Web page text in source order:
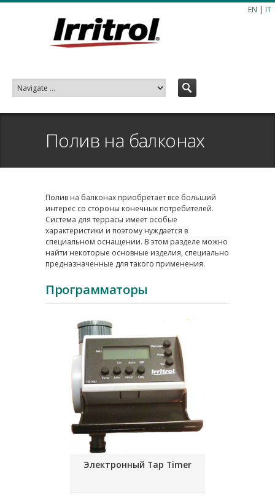
Полив на балконах
Полив на балконах приобретает все больший
интерес со стороны конечных потребителей.
Система для террасы имеет особые
характеристики и поэтому нуждается в
специальном оснащении. В этом разделе можно
найти некоторые основные изделия, специально
предназначенные для такого применения.
Программаторы
Электронный Tap Timer
EN | IT